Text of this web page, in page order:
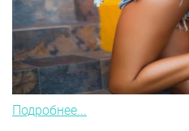
Подробнее...